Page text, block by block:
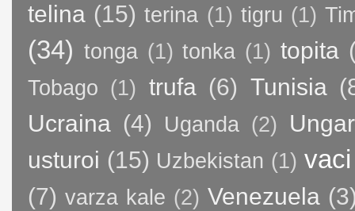
telina (15) terina (1) tigru (1)
(34) tonga (1) tonka (1) topita
Tobago (1) trufa (6) Tunisia
Ucraina (4) Uganda (2)
usturoi (15) Uzbekistan (1) vaci
(7) varza kale (2) Venezuela